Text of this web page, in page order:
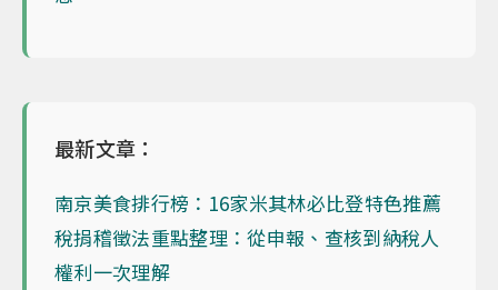
最新文章：
南京美食排行榜：16家米其林必比登特色推薦
稅捐稽徵法重點整理：從申報、查核到納稅人
權利一次理解